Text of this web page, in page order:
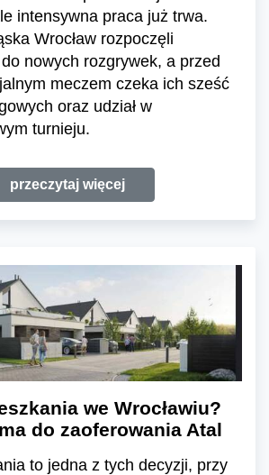
intensywna praca już trwa.
Wrocław rozpoczęli
nowych rozgrywek, a przed
meczem czeka ich sześć
oraz udział w
turnieju.
przeczytaj więcej
we Wrocławiu?
do zaoferowania Atal
to jedna z tych decyzji, przy